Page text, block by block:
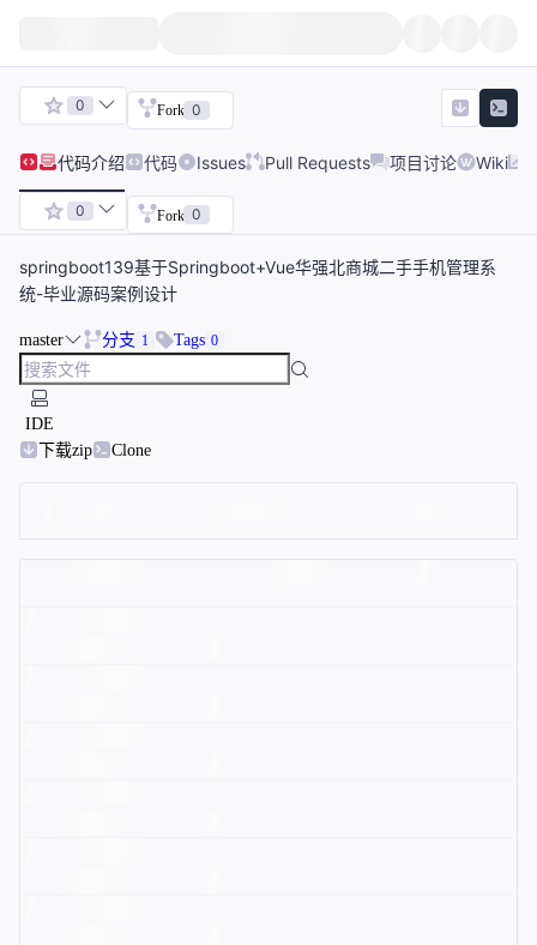
0 Fork 0
代码介绍 代码 Issues Pull Requests 项目讨论 Wiki
0 Fork 0
springboot139基于Springboot+Vue华强北商城二手手机管理系
统-毕业源码案例设计
master 分支 1 Tags 0
IDE
下载zip
Clone